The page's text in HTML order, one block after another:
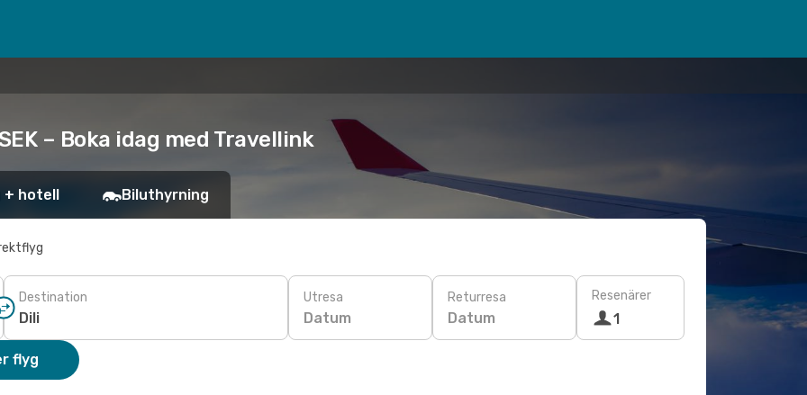
– Boka idag med Travellink
+ hotell Biluthyrning
Destination Utresa
Datum
Returresa
Datum
Resenärer
1
flyg